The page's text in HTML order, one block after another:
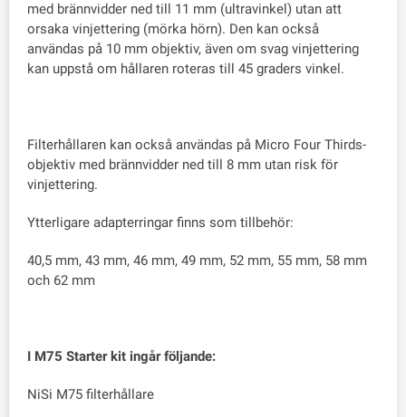
med brännvidder ned till 11 mm (ultravinkel) utan att
orsaka vinjettering (mörka hörn). Den kan också
användas på 10 mm objektiv, även om svag vinjettering
kan uppstå om hållaren roteras till 45 graders vinkel.
Filterhållaren kan också användas på Micro Four Thirds-
objektiv med brännvidder ned till 8 mm utan risk för
vinjettering.
Ytterligare adapterringar finns som tillbehör:
40,5 mm, 43 mm, 46 mm, 49 mm, 52 mm, 55 mm, 58 mm
och 62 mm
I M75 Starter kit ingår följande:
NiSi M75 filterhållare